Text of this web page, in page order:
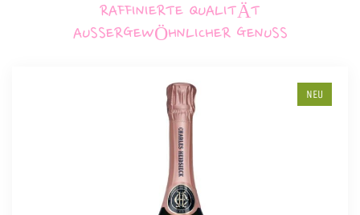
RAFFINIERTE QUALITÄT
AUSSERGEWÖHNLICHER GENUSS
NEU